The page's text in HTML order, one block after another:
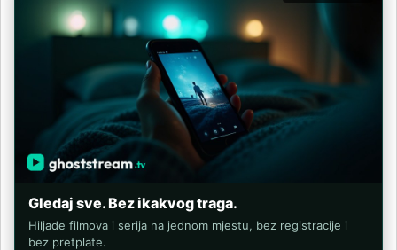
Gledaj sve. Bez ikakvog traga.
Hiljade filmova i serija na jednom mjestu, bez registracije i
bez pretplate.